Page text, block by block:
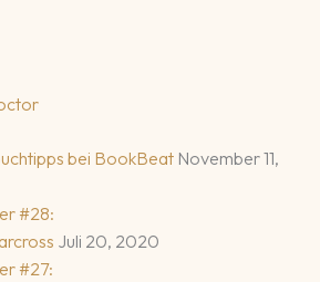
bei BookBeat November 11,
#28:
Juli 20, 2020
#27: